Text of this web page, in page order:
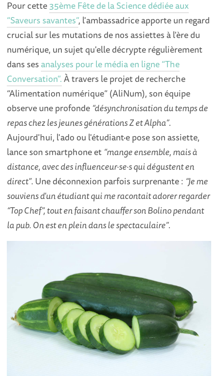
Pour cette35ème Fête de la Science dédiée aux
“Saveurs savantes”, l'ambassadrice apporte un regard
crucial sur les mutations de nos assiettes à l'ère du
numérique, un sujet qu'elle décrypte régulièrement
dans sesanalyses pour le média en ligne “The
Conversation”.À travers le projet de recherche
“Alimentation numérique” (AliNum), son équipe
observe une profonde “désynchronisation du temps de
repas chez les jeunes générations Z et Alpha”.
Aujourd'hui, l'ado ou l'étudiant·e pose son assiette,
lance son smartphone et “mange ensemble, mais à
distance, avec des influenceur·se·s qui dégustent en
direct”. Une déconnexion parfois surprenante : “Je me
souviens d'un étudiant qui me racontait adorer regarder
“Top Chef”, tout en faisant chauffer son Bolino pendant
la pub. On est en plein dans le spectaculaire”.